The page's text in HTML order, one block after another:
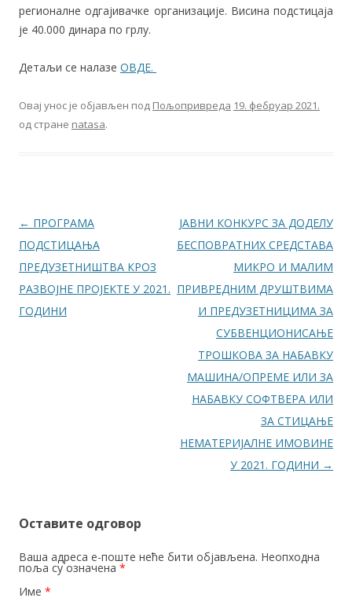
регионалне одгајивачке организације. Висина подстицаја
је 40.000 динара по грлу.
Детаљи се налазе ОВДЕ.
Овај унос је објављен под Пољопривреда 19. фебруар 2021.
од стране natasa.
Кретање чланака
← ПРОГРАМА
ПОДСТИЦАЊА
ПРЕДУЗЕТНИШТВА КРОЗ
РАЗВОЈНЕ ПРОЈЕКТЕ У 2021.
ГОДИНИ
ЈАВНИ КОНКУРС ЗА ДОДЕЛУ
БЕСПОВРАТНИХ СРЕДСТАВА
МИКРО И МАЛИМ
ПРИВРЕДНИМ ДРУШТВИМА
И ПРЕДУЗЕТНИЦИМА ЗА
СУБВЕНЦИОНИСАЊЕ
ТРОШКОВА ЗА НАБАВКУ
МАШИНА/ОПРЕМЕ ИЛИ ЗА
НАБАВКУ СОФТВЕРА ИЛИ
ЗА СТИЦАЊЕ
НЕМАТЕРИЈАЛНЕ ИМОВИНЕ
У 2021. ГОДИНИ →
Оставите одговор
Ваша адреса е-поште неће бити објављена. Неопходна
поља су означена *
Име *